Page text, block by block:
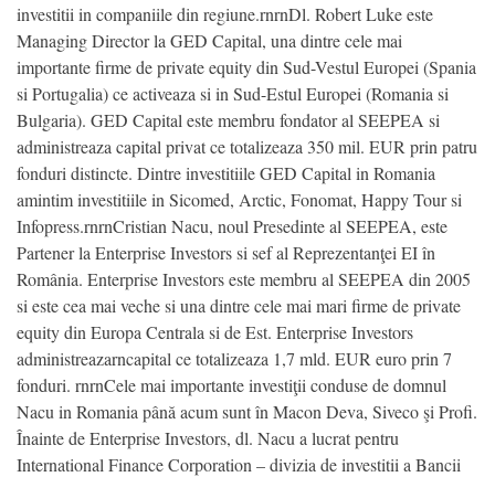
investitii in companiile din regiune.rnrnDl. Robert Luke este
Managing Director la GED Capital, una dintre cele mai
importante firme de private equity din Sud-Vestul Europei (Spania
si Portugalia) ce activeaza si in Sud-Estul Europei (Romania si
Bulgaria). GED Capital este membru fondator al SEEPEA si
administreaza capital privat ce totalizeaza 350 mil. EUR prin patru
fonduri distincte. Dintre investitiile GED Capital in Romania
amintim investitiile in Sicomed, Arctic, Fonomat, Happy Tour si
Infopress.rnrnCristian Nacu, noul Presedinte al SEEPEA, este
Partener la Enterprise Investors si sef al Reprezentanţei EI în
România. Enterprise Investors este membru al SEEPEA din 2005
si este cea mai veche si una dintre cele mai mari firme de private
equity din Europa Centrala si de Est. Enterprise Investors
administreazarncapital ce totalizeaza 1,7 mld. EUR euro prin 7
fonduri. rnrnCele mai importante investiţii conduse de domnul
Nacu in Romania până acum sunt în Macon Deva, Siveco şi Profi.
Înainte de Enterprise Investors, dl. Nacu a lucrat pentru
International Finance Corporation – divizia de investitii a Bancii